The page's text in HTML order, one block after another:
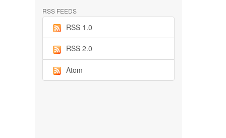
RSS FEEDS
RSS 1.0
RSS 2.0
Atom